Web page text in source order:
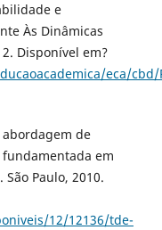
e
Às Dinâmicas
Disponível em?
eca/cbd/
abordagem de
em
Paulo, 2010.
12/12136/tde-